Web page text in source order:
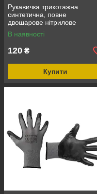
Рукавичка трикотажна
синтетична, повне
двошарове нітрилове
покриття, 10" STORM
INTERTOOL SP-0190
В наявності
120 ₴
Купити